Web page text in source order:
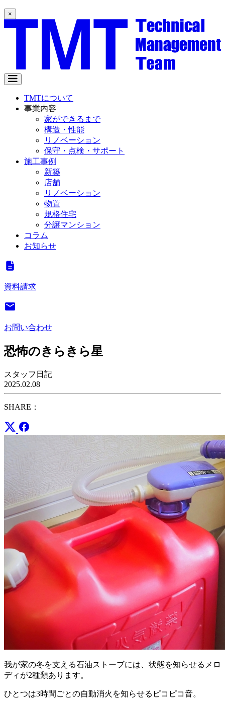
×
TMTについて
事業内容
家ができるまで
構造・性能
リノベーション
保守・点検・サポート
施工事例
新築
店舗
リノベーション
物置
規格住宅
分譲マンション
コラム
お知らせ
資料請求
お問い合わせ
恐怖のきらきら星
スタッフ日記
2025.02.08
SHARE：
我が家の冬を支える石油ストーブには、状態を知らせるメロ
ディが2種類あります。
ひとつは3時間ごとの自動消火を知らせるピコピコ音。